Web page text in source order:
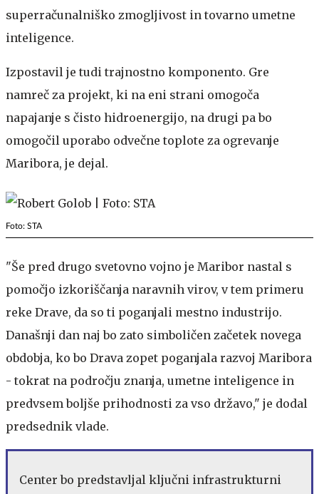
superračunalniško zmogljivost in tovarno umetne
inteligence.
Izpostavil je tudi trajnostno komponento. Gre
namreč za projekt, ki na eni strani omogoča
napajanje s čisto hidroenergijo, na drugi pa bo
omogočil uporabo odvečne toplote za ogrevanje
Maribora, je dejal.
Foto: STA
"Še pred drugo svetovno vojno je Maribor nastal s
pomočjo izkoriščanja naravnih virov, v tem primeru
reke Drave, da so ti poganjali mestno industrijo.
Današnji dan naj bo zato simboličen začetek novega
obdobja, ko bo Drava zopet poganjala razvoj Maribora
- tokrat na področju znanja, umetne inteligence in
predvsem boljše prihodnosti za vso državo," je dodal
predsednik vlade.
Center bo predstavljal ključni infrastrukturni